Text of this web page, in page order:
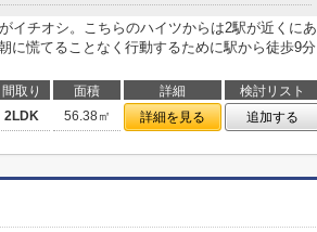
イチオシ。こちらのハイツからは2駅が近くにあ
に慌てることなく行動するために駅から徒歩9分
間取り 面積 詳細
検討リスト
2LDK 56.38㎡ 詳細を見る 追加する